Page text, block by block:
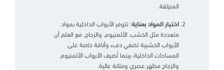
المنزلقة.
اختيار المواد بعناية: تتوفر الأبواب الداخلية بمواد
متعددة مثل الخشب، الألمنيوم، والزجاج، مع العلم أن
الأبواب الخشبية تضفي دفء وأناقة خاصة على
المساحات الداخلية، بينما تُضيف الأبواب الألمنيوم
والزجاج مظهر عصري ومتانة عالية.